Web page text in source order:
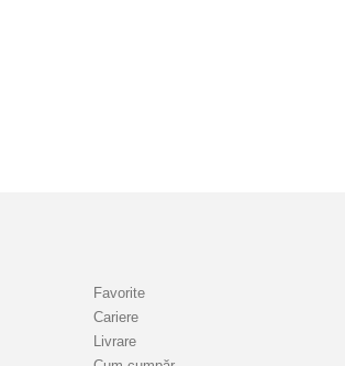
Favorite
Cariere
Livrare